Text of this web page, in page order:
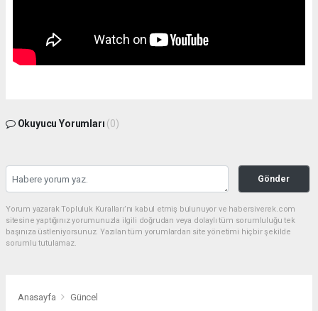
Okuyucu Yorumları (0)
Gönder
Yorum yazarak Topluluk Kuralları’nı kabul etmiş bulunuyor ve habersiverek.com
sitesine yaptığınız yorumunuzla ilgili doğrudan veya dolaylı tüm sorumluluğu tek
başınıza üstleniyorsunuz. Yazılan tüm yorumlardan site yönetimi hiçbir şekilde
sorumlu tutulamaz.
Anasayfa Güncel